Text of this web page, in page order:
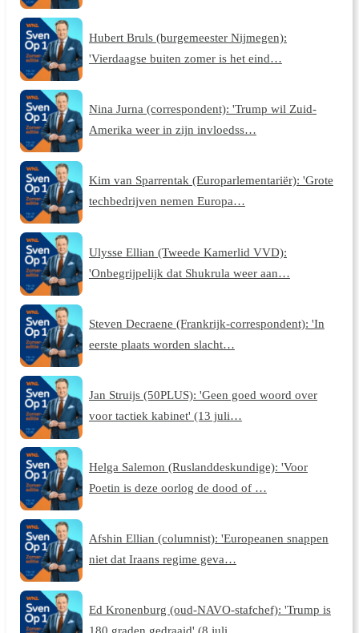
Hubert Bruls (burgemeester Nijmegen):
'Vierdaagse buiten zomer is het eind…
Nina Jurna (correspondent): 'Trump wil Zuid-
Amerika weer in zijn invloedss…
Kim van Sparrentak (Europarlementariër): 'Grote
techbedrijven nemen Europa…
Ulysse Ellian (Tweede Kamerlid VVD):
'Onbegrijpelijk dat Shukrula weer aan…
Steven Decraene (Frankrijk-correspondent): 'In
eerste plaats worden slacht…
Jan Struijs (50PLUS): 'Geen goed woord over
voor tactiek kabinet' (13 juli…
Helga Salemon (Ruslanddeskundige): 'Voor
Poetin is deze oorlog de dood of …
Afshin Ellian (columnist): 'Europeanen snappen
niet dat Iraans regime geva…
Ed Kronenburg (oud-NAVO-stafchef): 'Trump is